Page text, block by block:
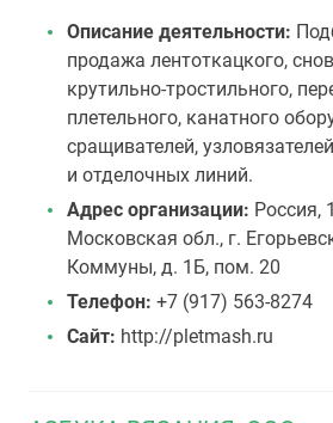
Описание деятельности:
продажа лентоткацкого,
крутильно-тростильного,
плетельного, канатного
сращивателей,
и отделочных линий.
Адрес организации: Россия,
Московская обл., г.
Коммуны, д. 1Б, пом. 20
Телефон: +7 (917) 563-8274
Сайт: http://pletmash.ru